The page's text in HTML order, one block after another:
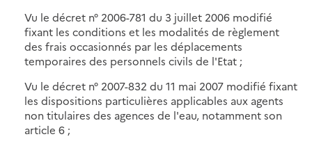
Vu le décret n° 2006-781 du 3 juillet 2006 modifié
fixant les conditions et les modalités de règlement
des frais occasionnés par les déplacements
temporaires des personnels civils de l'Etat ;
Vu le décret n° 2007-832 du 11 mai 2007 modifié fixant
les dispositions particulières applicables aux agents
non titulaires des agences de l'eau, notamment son
article 6 ;